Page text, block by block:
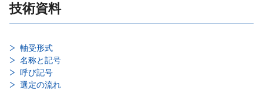
技術資料
軸受形式
名称と記号
呼び記号
選定の流れ